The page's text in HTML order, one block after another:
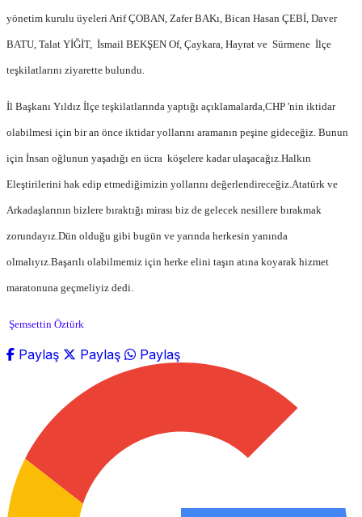
yönetim kurulu üyeleri Arif ÇOBAN, Zafer BAKı, Bican Hasan ÇEBİ, Daver
BATU, Talat YİĞİT, İsmail BEKŞEN Of, Çaykara, Hayrat ve Sürmene İlçe
teşkilatlarını ziyarette bulundu.
İl Başkanı Yıldız İlçe teşkilatlarında yaptığı açıklamalarda,CHP 'nin iktidar
olabilmesi için bir an önce iktidar yollarını aramanın peşine gideceğiz. Bunun
için İnsan oğlunun yaşadığı en ücra köşelere kadar ulaşacağız.Halkın
Eleştirilerini hak edip etmediğimizin yollarını değerlendireceğiz.Atatürk ve
Arkadaşlarının bizlere bıraktığı mirası biz de gelecek nesillere bırakmak
zorundayız.Dün olduğu gibi bugün ve yarında herkesin yanında
olmalıyız.Başarılı olabilmemiz için herke elini taşın atına koyarak hizmet
maratonuna geçmeliyiz dedi.
Şemsettin Öztürk
Paylaş Paylaş Paylaş